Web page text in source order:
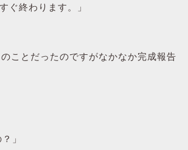
ぐ終わります。」
ことだったのですがなかなか完成報告
」